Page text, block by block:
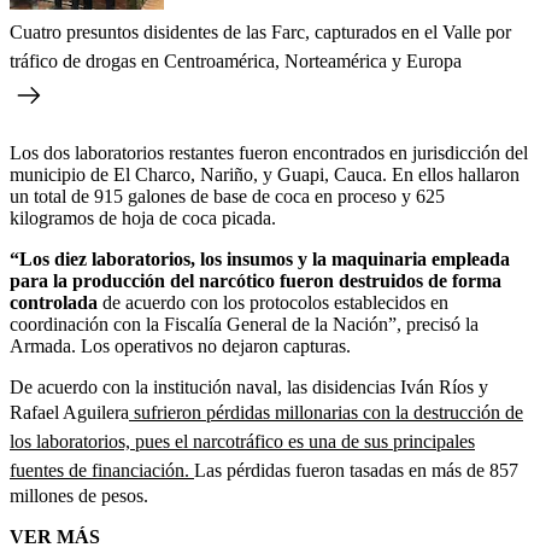
Cuatro presuntos disidentes de las Farc, capturados en el Valle por
tráfico de drogas en Centroamérica, Norteamérica y Europa
Los dos laboratorios restantes fueron encontrados en jurisdicción del
municipio de El Charco, Nariño, y Guapi, Cauca. En ellos hallaron
un total de 915 galones de base de coca en proceso y 625
kilogramos de hoja de coca picada.
“Los diez laboratorios, los insumos y la maquinaria empleada
para la producción del narcótico fueron destruidos de forma
controlada de acuerdo con los protocolos establecidos en
coordinación con la Fiscalía General de la Nación”, precisó la
Armada. Los operativos no dejaron capturas.
De acuerdo con la institución naval, las disidencias Iván Ríos y
Rafael Aguilera sufrieron pérdidas millonarias con la destrucción de
los laboratorios, pues el narcotráfico es una de sus principales
fuentes de financiación. Las pérdidas fueron tasadas en más de 857
millones de pesos.
VER MÁS